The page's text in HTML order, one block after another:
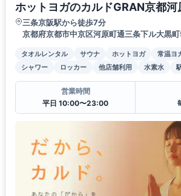
ホットヨガのカルドGRAN京都河
三条京阪駅から徒歩7分
京都府京都市中京区河原町通三条下ル大黒
タオルレンタル サウナ ホットヨガ 常温ヨ
シャワー
ロッカー 他店舗利用 水素水
営業時間
平日 10:00〜23:00